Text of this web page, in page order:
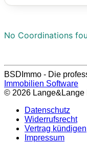
No Coordinations
BSDImmo - Die
Immobilien Software
© 2026 Lange&Lange
Datenschutz
Widerrufsrecht
Vertrag kündigen
Impressum